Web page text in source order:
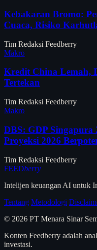
Kebakaran Bromo:
Cuaca, Risiko
Tim Redaksi Feedberry
Makro
Kredit China Lemah,
Tertekan
Tim Redaksi Feedberry
Makro
DBS: GDP
Proyeksi 2026
Tim Redaksi Feedberry
FEEDberry
Intelijen keuangan AI untuk
Tentang Metodologi
© 2026 PT Menara Sinar
Konten Feedberry adalah
investasi.